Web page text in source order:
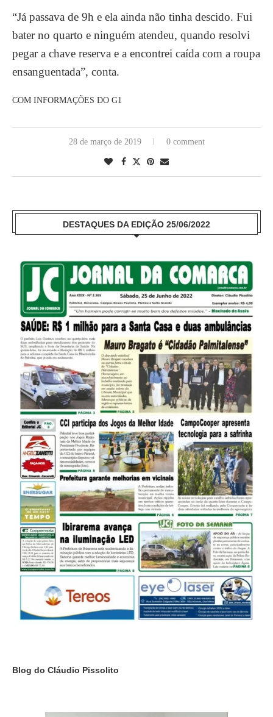
“Já passava de 9h e ela ainda não tinha descido. Fui
bater no quarto e ninguém atendeu, quando resolvi
pegar a chave reserva e a encontrei caída com a roupa
ensanguentada”, conta.
COM INFORMAÇÕES DO G1
28 de março de 2019 0 comment
DESTAQUES DA EDIÇÃO 25/06/2022
Blog do Cláudio Pissolito